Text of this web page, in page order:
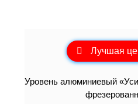
Лучшая
Уровень алюминиевый